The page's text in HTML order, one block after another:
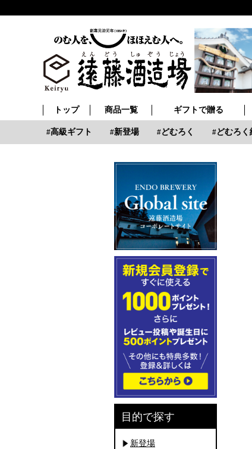
トップ 商品一覧 ギフトで贈る
高級ギフト 新登場 どむろく どむろく純
目的で探す
新登場